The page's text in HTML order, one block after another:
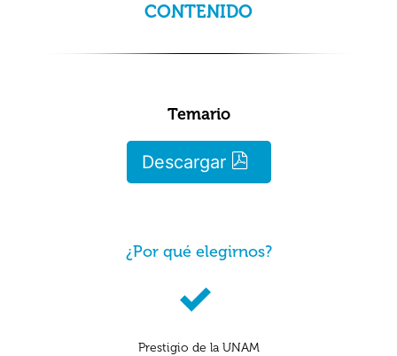
CONTENIDO
Temario
Descargar
¿Por qué elegirnos?
Prestigio de la UNAM